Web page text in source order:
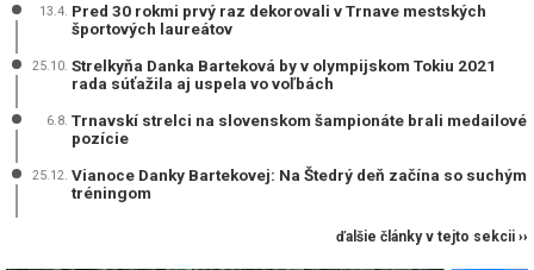
13.4. Pred 30 rokmi prvý raz dekorovali v Trnave mestských
športových laureátov
25.10. Strelkyňa Danka Barteková by v olympijskom Tokiu 2021
rada súťažila aj uspela vo voľbách
6.8. Trnavskí strelci na slovenskom šampionáte brali medailové
pozície
25.12. Vianoce Danky Bartekovej: Na Štedrý deň začína so suchým
tréningom
ďalšie články v tejto sekcii ››